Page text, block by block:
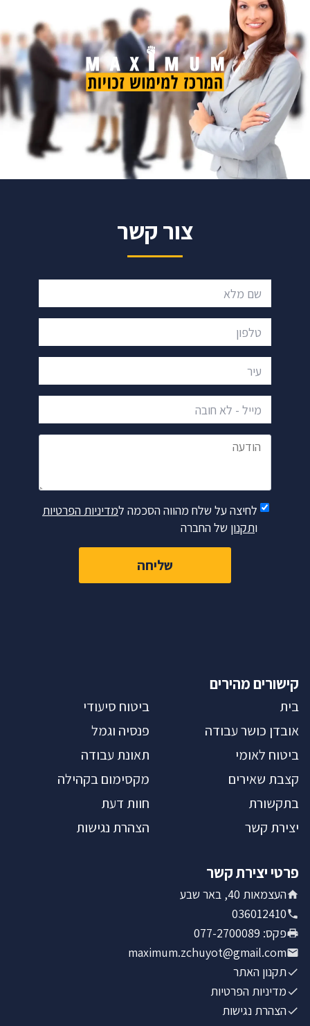
צור קשר
שם מלא
טלפון
עיר
מייל - לא חובה
הודעה
לחיצה על שלח מהווה הסכמה למדיניות הפרטיות
ותקנון של החברה
שליחה
קישורים מהירים
בית
ביטוח סיעודי
אובדן כושר עבודה
פנסיה וגמל
ביטוח לאומי
תאונת עבודה
קצבת שאירים
מקסימום בקהילה
בתקשורת
חוות דעת
יצירת קשר
הצהרת נגישות
פרטי יצירת קשר
העצמאות 40, באר שבע
036012410
פקס:
077-2700089
maximum.zchuyot@gmail.com
תקנון האתר
מדיניות הפרטיות
הצהרת נגישות